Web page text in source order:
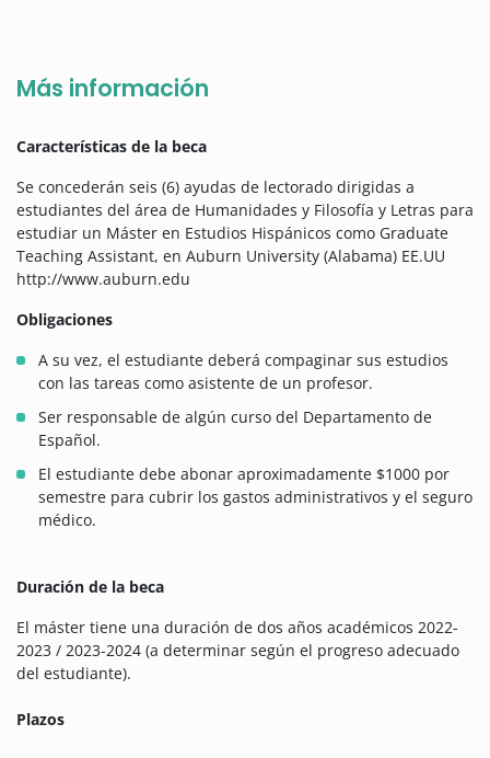
Más información
Características de la beca
Se concederán seis (6) ayudas de lectorado dirigidas a
estudiantes del área de Humanidades y Filosofía y Letras para
estudiar un Máster en Estudios Hispánicos como Graduate
Teaching Assistant, en Auburn University (Alabama) EE.UU
http://www.auburn.edu
Obligaciones
A su vez, el estudiante deberá compaginar sus estudios
con las tareas como asistente de un profesor.
Ser responsable de algún curso del Departamento de
Español.
El estudiante debe abonar aproximadamente $1000 por
semestre para cubrir los gastos administrativos y el seguro
médico.
Duración de la beca
El máster tiene una duración de dos años académicos 2022-
2023 / 2023-2024 (a determinar según el progreso adecuado
del estudiante).
Plazos